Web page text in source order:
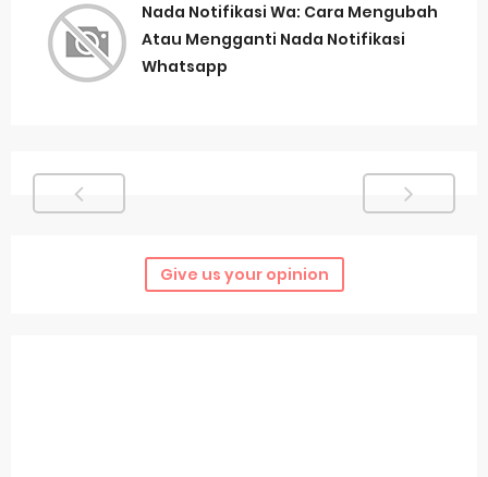
Nada Notifikasi Wa: Cara Mengubah
Atau Mengganti Nada Notifikasi
Whatsapp
Give us your opinion